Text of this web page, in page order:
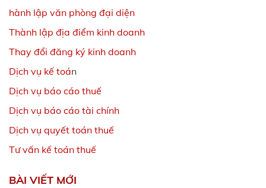
hành lập văn phòng đại diện
Thành lập địa điểm kinh doanh
Thay đổi đăng ký kinh doanh
Dịch vụ kế toán
Dịch vụ báo cáo thuế
Dịch vụ báo cáo tài chính
Dịch vụ quyết toán thuế
Tư vấn kế toán thuế
BÀI VIẾT MỚI